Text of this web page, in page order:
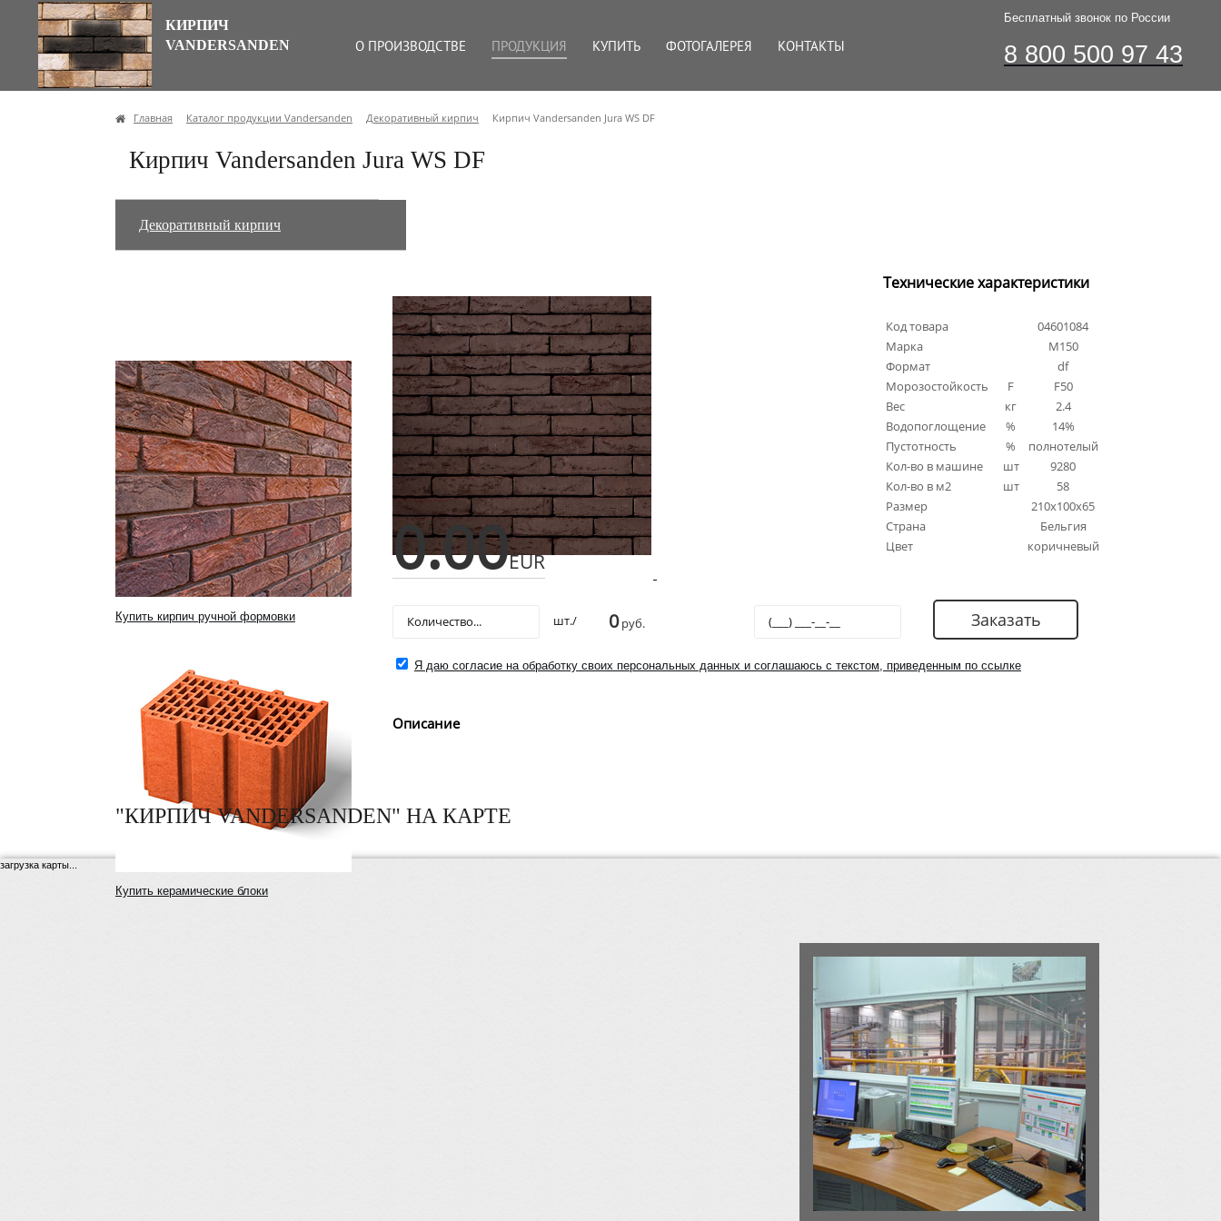
КИРПИЧ
VANDERSANDEN
О ПРОИЗВОДСТВЕ ПРОДУКЦИЯ КУПИТЬ ФОТОГАЛЕРЕЯ КОНТАКТЫ
Бесплатный звонок по России
8 800 500 97 43
Главная Каталог продукции Vandersanden Декоративный кирпич Кирпич Vandersanden Jura WS DF
Кирпич Vandersanden Jura WS DF
Декоративный кирпич
Купить кирпич ручной формовки
Купить керамические блоки
0.00EUR
Технические характеристики
Код товара
04601084
Марка
М150
Формат
df
Морозостойкость
F
F50
Вес
кг
2.4
Водопоглощение
%
14%
Пустотность
%
полнотелый
Кол-во в машине
шт
9280
Кол-во в м2
шт
58
Размер
210x100x65
Страна
Бельгия
Цвет
коричневый
шт./ 0руб.
Я даю согласие на обработку своих персональных данных и соглашаюсь с текстом, приведенным по ссылке
Описание
"КИРПИЧ VANDERSANDEN" НА КАРТЕ
загрузка карты...